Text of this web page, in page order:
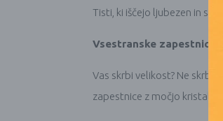
Tisti, ki iščejo ljubezen in
Vsestranske zapestnice
Vas skrbi velikost? Ne
zapestnice z močjo